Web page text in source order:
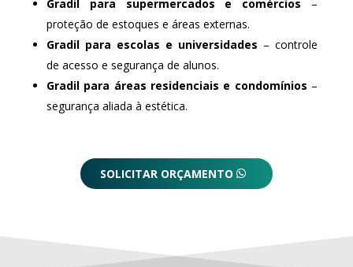
Gradil para supermercados e comércios –
proteção de estoques e áreas externas.
Gradil para escolas e universidades – controle
de acesso e segurança de alunos.
Gradil para áreas residenciais e condomínios –
segurança aliada à estética.
SOLICITAR ORÇAMENTO